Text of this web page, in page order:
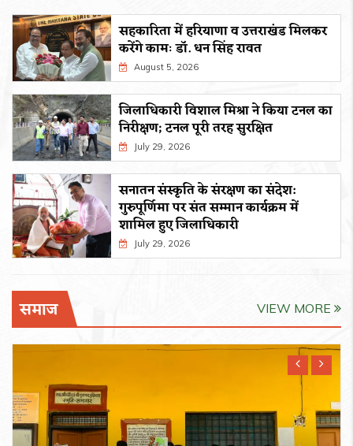
सहकारिता में हरियाणा व उत्तराखंड मिलकर
करेंगे कामः डाॅ. धन सिंह रावत
August 5, 2026
जिलाधिकारी विशाल मिश्रा ने किया टनल का
निरीक्षण; टनल पूरी तरह सुरक्षित
July 29, 2026
सनातन संस्कृति के संरक्षण का संदेश:
गुरुपूर्णिमा पर संत सम्मान कार्यक्रम में
शामिल हुए जिलाधिकारी
July 29, 2026
समाज VIEW MORE